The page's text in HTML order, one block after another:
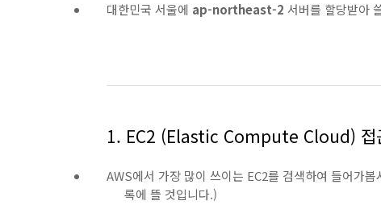
대한민국 서울에 ap-northeast-2 서버를 할당받아
1. EC2 (Elastic Compute Cloud) 접
AWS에서 가장 많이 쓰이는 EC2를 검색하여 들어가
록에 뜰 것입니다.)